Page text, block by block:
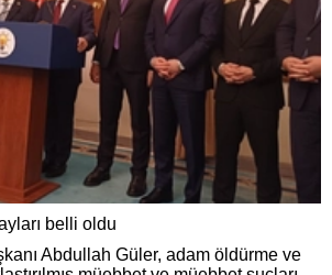
belli oldu
Abdullah Güler, adam öldürme ve